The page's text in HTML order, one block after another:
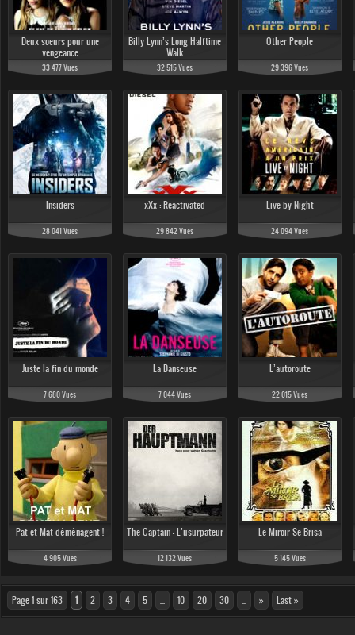
22 015 Vues 4 404 Vues 10 314 Vues
14 657 Vues 15 385 Vues 2 932 Vues
3 650 Vues 3 751 Vues 3 582 Vues
Deux soeurs pour une
vengeance
33 477 Vues
Billy Lynn’s Long Halftime
Walk
32 515 Vues
Other People
29 396 Vues
Insiders
28 041 Vues
xXx : Reactivated
29 842 Vues
Live by Night
24 094 Vues
Juste la fin du monde
7 680 Vues
La Danseuse
7 044 Vues
L’autoroute
22 015 Vues
Pat et Mat déménagent !
4 905 Vues
The Captain - L’usurpateur
12 132 Vues
Le Miroir Se Brisa
5 145 Vues
Page 1 sur 163 1 2 3 4 5 10 20 30 » Last »